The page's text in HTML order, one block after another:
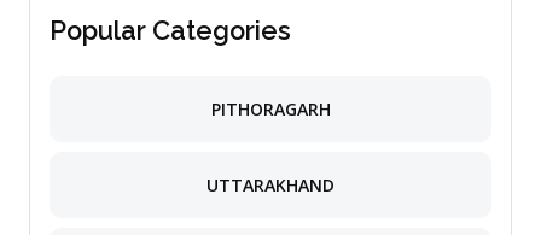
Popular Categories
PITHORAGARH
UTTARAKHAND